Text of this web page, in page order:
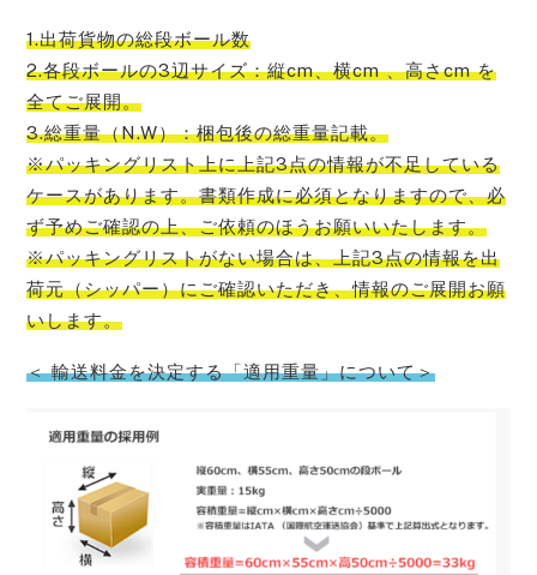
1.出荷貨物の総段ボール数
2.各段ボールの3辺サイズ：縦cm、横cm 、高さcm を
全てご展開。
3.総重量（N.W）：梱包後の総重量記載。
※パッキングリスト上に上記3点の情報が不足している
ケースがあります。書類作成に必須となりますので、必
ず予めご確認の上、ご依頼のほうお願いいたします。
※パッキングリストがない場合は、上記3点の情報を出
荷元（シッパー）にご確認いただき、情報のご展開お願
いします。
＜ 輸送料金を決定する「適用重量」について＞